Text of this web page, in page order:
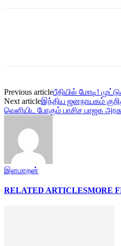
Previous articleபீதியில் மோடி!
Next articleஇந்திய ஜனநாயகம்
வெளியிட போகும் பாசிச பாஜக
இளமாறன்
RELATED ARTICLESMORE